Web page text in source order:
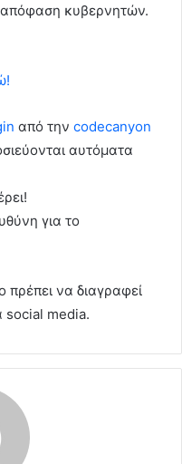
απόφαση κυβερνητών.
από την codecanyon
αυτόματα
για το
πρέπει να διαγραφεί
social media.